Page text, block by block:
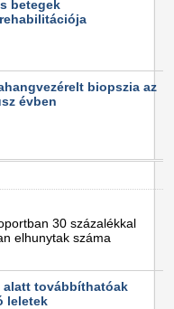
betegek
biopszia az
évben
30 százalékkal
elhunytak száma
alatt továbbíthatóak
leletek